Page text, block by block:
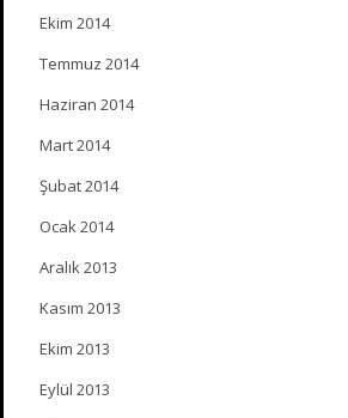
Ekim 2014
Temmuz 2014
Haziran 2014
Mart 2014
Şubat 2014
Ocak 2014
Aralık 2013
Kasım 2013
Ekim 2013
Eylül 2013